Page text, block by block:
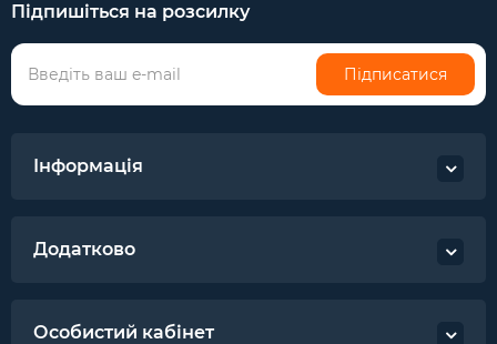
Підпишіться на розсилку
Підписатися
Інформація
Додатково
Особистий кабінет